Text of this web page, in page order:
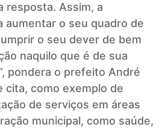
resposta. Assim, a
aumentar o seu quadro de
o seu dever de bem
naquilo que é de sua
pondera o prefeito André
cita, como exemplo de
de serviços em áreas
municipal, como saúde,